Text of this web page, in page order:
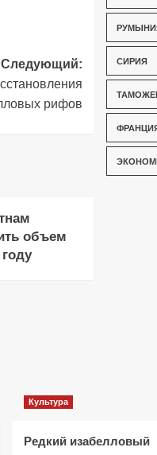
Следующий:
рифов
объем
СИРИЯ
Культура
Редкий изабелловый